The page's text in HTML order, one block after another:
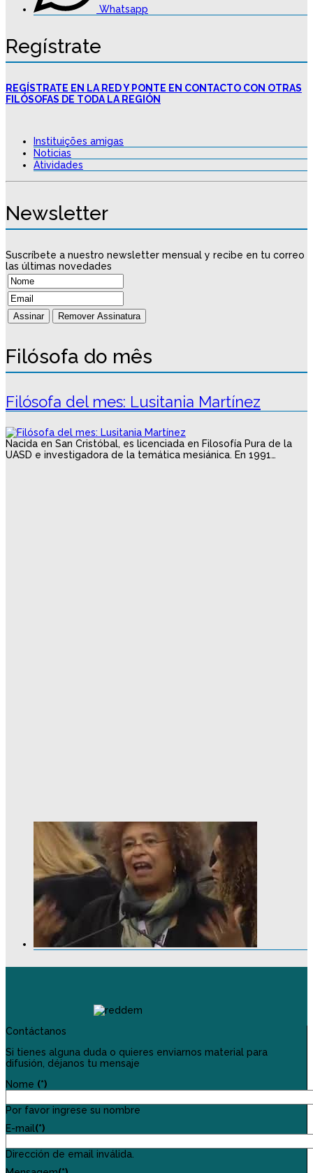
Whatsapp
Regístrate
REGÍSTRATE EN LA RED Y PONTE EN CONTACTO CON OTRAS
FILÓSOFAS DE TODA LA REGIÓN
Instituições amigas
Noticias
Atividades
Newsletter
Suscríbete a nuestro newsletter mensual y recibe en tu correo
las últimas novedades
Filósofa do mês
Filósofa del mes: Lusitania Martínez
Nacida en San Cristóbal, es licenciada en Filosofía Pura de la
UASD e investigadora de la temática mesiánica. En 1991…
Contáctanos
Si tienes alguna duda o quieres enviarnos material para
difusión, déjanos tu mensaje
Nome (*)
Por favor ingrese su nombre
E-mail(*)
Dirección de email inválida.